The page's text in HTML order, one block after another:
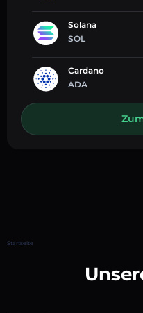
Solana
SOL
Cardano
ADA
Startseite